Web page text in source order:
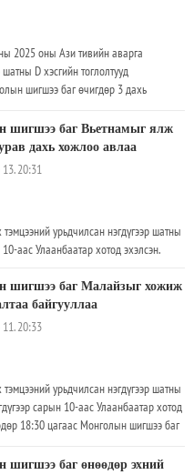
2025 оны Ази тивийн аварга
D хэсгийн тоглолтууд
шигшээ баг өчигдөр 3 дахь
шигшээ баг эхний тоглолтоо
төгсгөлд 94:92-оор хожиж гараагаа
багтай хийж 91:62-оор илүүрхэн
шигшээ баг Вьетнамыг ялж
дахь хожлоо авлаа
20:31
урьдчилсан нэгдүгээр шатны
аас Улаанбаатар хотод эхэлсэн.
шигшээ баг Малайзыг хожиж
байгууллаа
20:33
урьдчилсан нэгдүгээр шатны
сарын 10-аас Улаанбаатар хотод
18:30 цагаас Монголын шигшээ баг
шигшээ баг өнөөдөр эхний